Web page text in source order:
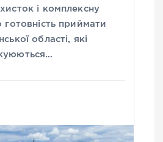
і комплексну
готовність приймати
області, які